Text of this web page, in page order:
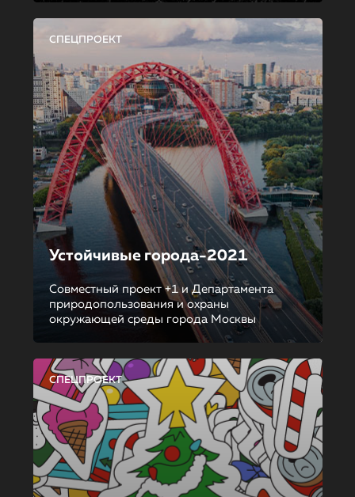
СПЕЦПРОЕКТ
Устойчивые города-2021
Совместный проект +1 и Департамента
природопользования и охраны
окружающей среды города Москвы
СПЕЦПРОЕКТ